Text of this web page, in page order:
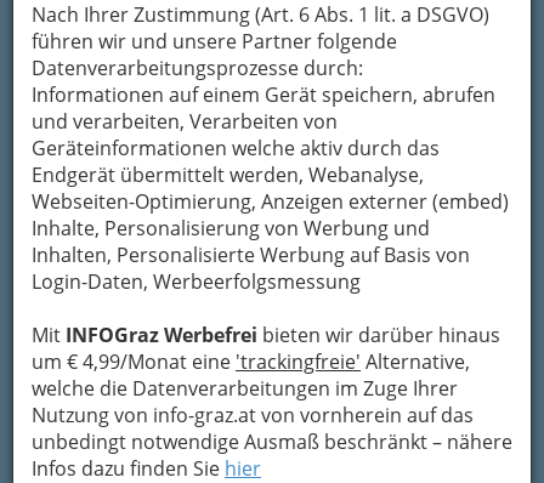
Nach Ihrer Zustimmung (Art. 6 Abs. 1 lit. a DSGVO)
führen wir und unsere Partner folgende
Datenverarbeitungsprozesse durch:
Informationen auf einem Gerät speichern, abrufen
und verarbeiten, Verarbeiten von
Geräteinformationen welche aktiv durch das
Endgerät übermittelt werden, Webanalyse,
Webseiten-Optimierung, Anzeigen externer (embed)
Inhalte, Personalisierung von Werbung und
Inhalten, Personalisierte Werbung auf Basis von
Login-Daten, Werbeerfolgsmessung
Mit INFOGraz Werbefrei bieten wir darüber hinaus
um € 4,99/Monat eine 'trackingfreie' Alternative,
welche die Datenverarbeitungen im Zuge Ihrer
Nutzung von info-graz.at von vornherein auf das
unbedingt notwendige Ausmaß beschränkt – nähere
Infos dazu finden Sie hier
Sie dürfen die Site oder die hierauf zur
Verfügung gestellten Dienste
widerrechtliche Zweckewie z. B. die
Veröffentlichung, Bekanntmachung,
Weitergabe oder Verbreitung gesetzeswidriger
Materialienoder Informationen verwenden,
dies gilt unter anderem insbesondere für:
einem Dritten gehörendegeschützte
Informationen einschließlich Warenzeichen
oder urheberrechtlich geschützte
Informationen(ausgenommen, Sie verfügen
hierzu über eine Lizenz);
falsche, diffamierende, pornografische,
verhetzende oder rassistische Inhalte;
Inhalte, die einen Drittenschikanierenoder
diePrivatsphäre eines Dritten gefährden